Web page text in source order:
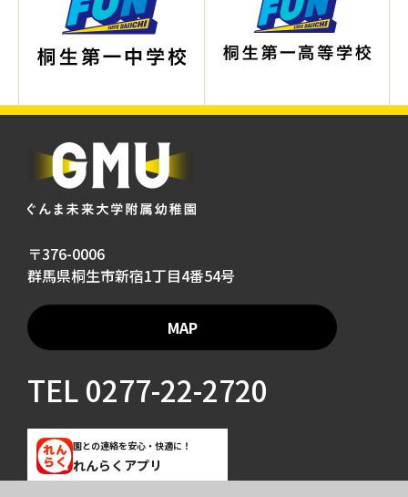
〒376-0006
群馬県桐生市新宿1丁目4番54号
MAP
TEL0277-22-2720
園との連絡を安心・快適に！
れんらくアプリ